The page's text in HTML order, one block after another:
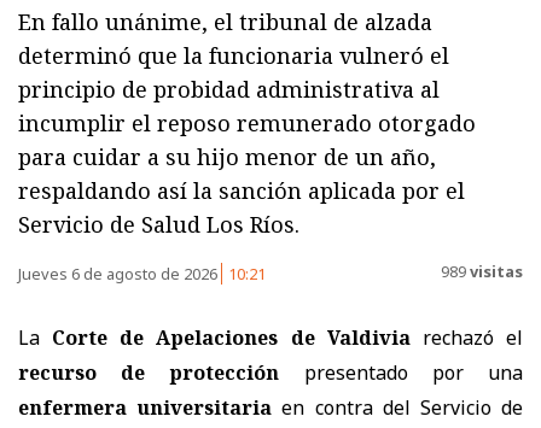
En fallo unánime, el tribunal de alzada
determinó que la funcionaria vulneró el
principio de probidad administrativa al
incumplir el reposo remunerado otorgado
para cuidar a su hijo menor de un año,
respaldando así la sanción aplicada por el
Servicio de Salud Los Ríos.
Jueves 6 de agosto de 2026 10:21 989visitas
La Corte de Apelaciones de Valdiviarechazó el
recurso de protección presentado por una
enfermera universitaria en contra del Servicio de